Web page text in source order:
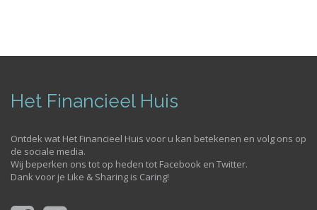
Het Financieel Huis
Ontdek wat Het Financieel Huis voor u kan betekenen en volg ons op
de sociale media.
Wij beperken ons tot op heden tot Facebook en Twitter.
Dank voor je Like & Sharing is Caring!